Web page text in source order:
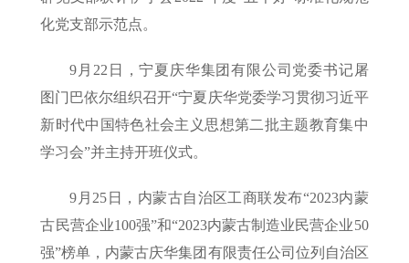
化党支部示范点。
9月22日，宁夏庆华集团有限公司党委书记屠
图门巴依尔组织召开“宁夏庆华党委学习贯彻习近平
新时代中国特色社会主义思想第二批主题教育集中
学习会”并主持开班仪式。
9月25日，内蒙古自治区工商联发布“2023内蒙
古民营企业100强”和“2023内蒙古制造业民营企业50
强”榜单，内蒙古庆华集团有限责任公司位列自治区